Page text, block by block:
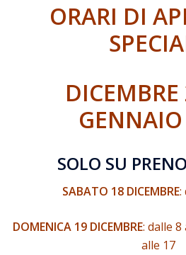
ORARI DI
SOLO SU
SABATO 18 DICEMBRE:
DOMENICA 19 DICEMBRE: dalle
alle 17